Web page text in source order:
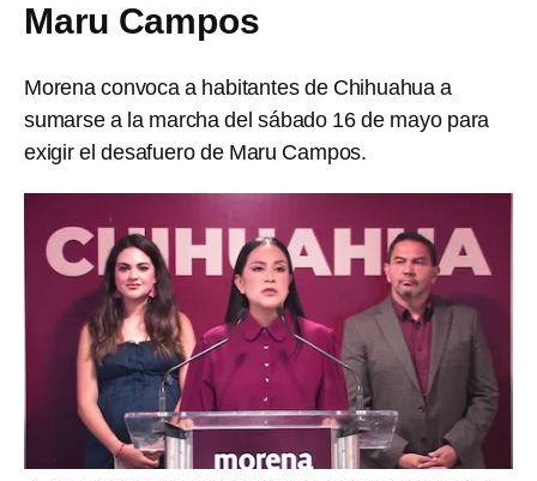
Maru Campos
Morena convoca a habitantes de Chihuahua a
sumarse a la marcha del sábado 16 de mayo para
exigir el desafuero de Maru Campos.